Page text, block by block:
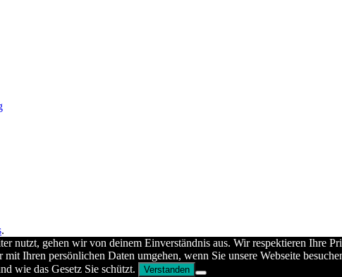
.
nutzt, gehen wir von deinem Einverständnis aus. Wir respektieren Ihre
Ihren persönlichen Daten umgehen, wenn Sie unsere Webseite
wie das Gesetz Sie schützt.
Verstanden